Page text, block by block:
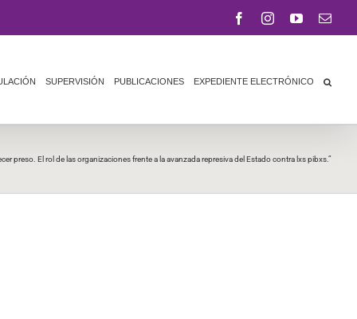
FacebookInstagramYouTube
SUPERVISIÓN PUBLICACIONES EXPEDIENTE ELECTRÓNICO
preso. El rol de las organizaciones frente a la avanzada represiva del Estado contra lxs pibxs.”